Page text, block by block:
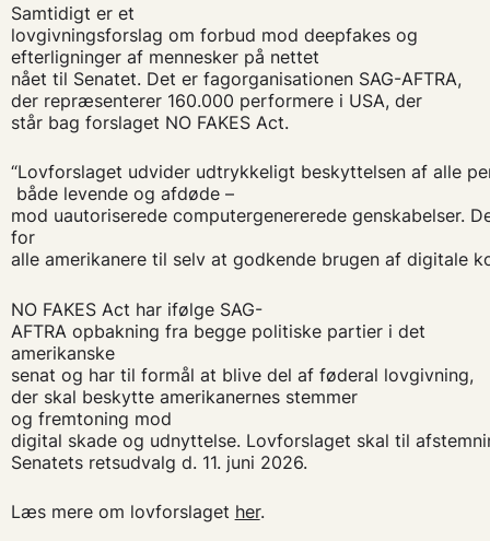
Samtidigt er et
lovgivningsforslag om forbud mod deepfakes og
efterligninger af mennesker på nettet
nået til Senatet. Det er fagorganisationen SAG-AFTRA,
der repræsenterer 160.000 performere i USA, der
står bag forslaget NO FAKES Act.
“Lovforslaget udvider udtrykkeligt beskyttelsen af alle
både levende og afdøde –
mod uautoriserede computergenererede genskabelser.
for
alle amerikanere til selv at godkende brugen af digitale
NO FAKES Act har ifølge SAG-
AFTRA opbakning fra begge politiske partier i det
amerikanske
senat og har til formål at blive del af føderal lovgivning,
der skal beskytte amerikanernes stemmer
og fremtoning mod
digital skade og udnyttelse. Lovforslaget skal til
Senatets retsudvalg d. 11. juni 2026.
Læs mere om lovforslaget her.